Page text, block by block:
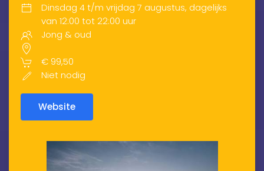
Dinsdag 4 t/m vrijdag 7 augustus, dagelijks
van 12:00 tot 22:00 uur
Jong & oud
€ 99,50
Niet nodig
Website